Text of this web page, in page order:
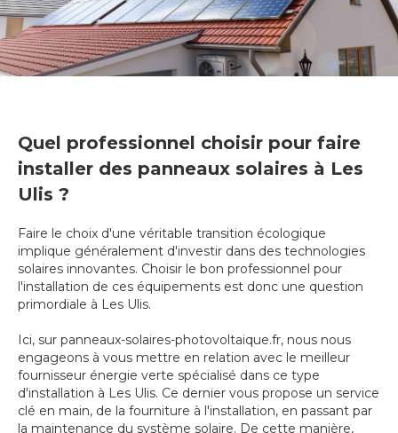
Quel professionnel choisir pour faire
installer des panneaux solaires à Les
Ulis ?
Faire le choix d'une véritable transition écologique
implique généralement d'investir dans des technologies
solaires innovantes. Choisir le bon professionnel pour
l'installation de ces équipements est donc une question
primordiale à Les Ulis.
Ici, sur panneaux-solaires-photovoltaique.fr, nous nous
engageons à vous mettre en relation avec le meilleur
fournisseur énergie verte spécialisé dans ce type
d'installation à Les Ulis. Ce dernier vous propose un service
clé en main, de la fourniture à l'installation, en passant par
la maintenance du système solaire. De cette manière,